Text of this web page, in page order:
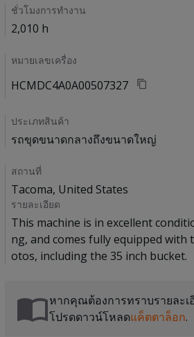
ชั่วโมงการทำงาน
2,010 h
หมายเลขเครื่อง
HCMDC4A0A00507327
ประเภทสินค้า
รถขุดขนาดกลางถึงขนาดใหญ่
สถานที่
Tacoma, United States
รายละเอียด
This machine is in excellent
ng, and comes fully equipped
หากคุณต้องการทราบรายละเ
โปรดดาวน์โหลดแค็ตตาล็อก.